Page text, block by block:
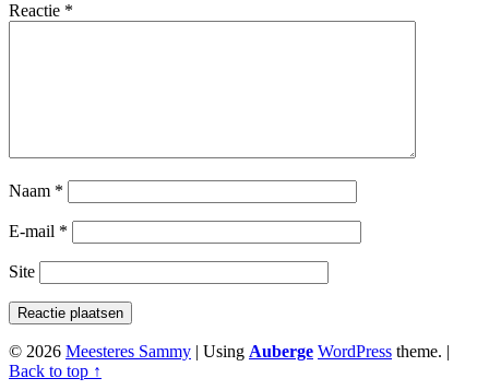
Reactie *
Naam *
E-mail *
Site
© 2026 Meesteres Sammy | Using Auberge WordPress theme. |
Back to top ↑